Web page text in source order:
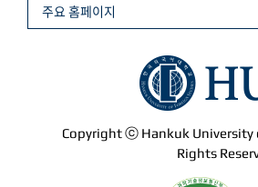
Copyright ⓒ Hankuk University
Rights
주요 홈페이지